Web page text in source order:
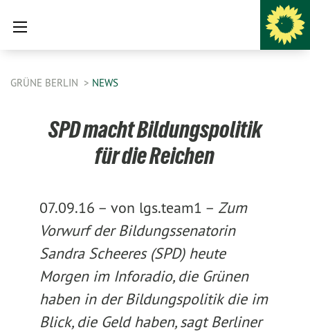
GRÜNE BERLIN NEWS
SPD macht Bildungspolitik
für die Reichen
07.09.16 – von lgs.team1 – Zum
Vorwurf der Bildungssenatorin
Sandra Scheeres (SPD) heute
Morgen im Inforadio, die Grünen
haben in der Bildungspolitik die im
Blick, die Geld haben, sagt Berliner